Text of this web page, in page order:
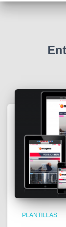
PLANTILLAS